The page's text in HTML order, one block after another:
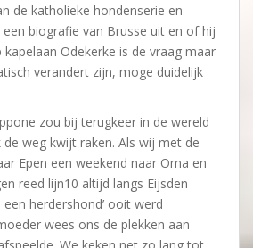
de katholieke hondenserie en
biografie van Brusse uit en of hij
Odekerke is de vraag maar
verandert zijn, moge duidelijk
zou bij terugkeer in de wereld
weg kwijt raken. Als wij met de
Epen een weekend naar Oma en
reed lijn10 altijd langs Eijsden
een herdershond’ ooit werd
wees ons de plekken aan